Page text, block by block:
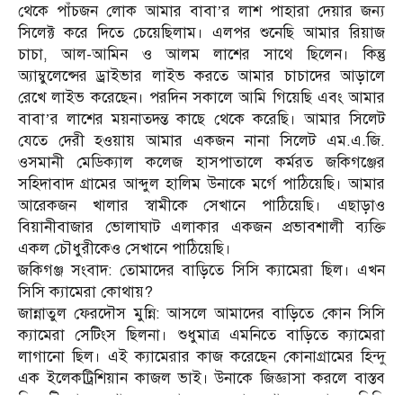
থেকে পাঁচজন লোক আমার বাবা’র লাশ পাহারা দেয়ার জন্য
সিলেক্ট করে দিতে চেয়েছিলাম। এলপর শুনেছি আমার রিয়াজ
চাচা, আল-আমিন ও আলম লাশের সাথে ছিলেন। কিন্তু
অ্যাম্বুলেন্সের ড্রাইভার লাইভ করতে আমার চাচাদের আড়ালে
রেখে লাইভ করেছেন। পরদিন সকালে আমি গিয়েছি এবং আমার
বাবা’র লাশের ময়নাতদন্ত কাছে থেকে করেছি। আমার সিলেট
যেতে দেরী হওয়ায় আমার একজন নানা সিলেট এম.এ.জি.
ওসমানী মেডিক্যাল কলেজ হাসপাতালে কর্মরত জকিগঞ্জের
সহিদাবাদ গ্রামের আব্দুল হালিম উনাকে মর্গে পাঠিয়েছি। আমার
আরেকজন খালার স্বামীকে সেখানে পাঠিয়েছি। এছাড়াও
বিয়ানীবাজার ভোলাঘাট এলাকার একজন প্রভাবশালী ব্যক্তি
একল চৌধুরীকেও সেখানে পাঠিয়েছি।
জকিগঞ্জ সংবাদ: তোমাদের বাড়িতে সিসি ক্যামেরা ছিল। এখন
সিসি ক্যামেরা কোথায়?
জান্নাতুল ফেরদৌস মুন্নি: আসলে আমাদের বাড়িতে কোন সিসি
ক্যামেরা সেটিংস ছিলনা। শুধুমাত্র এমনিতে বাড়িতে ক্যামেরা
লাগানো ছিল। এই ক্যামেরার কাজ করেছেন কোনাগ্রামের হিন্দু
এক ইলেকট্রিশিয়ান কাজল ভাই। উনাকে জিজ্ঞাসা করলে বাস্তব